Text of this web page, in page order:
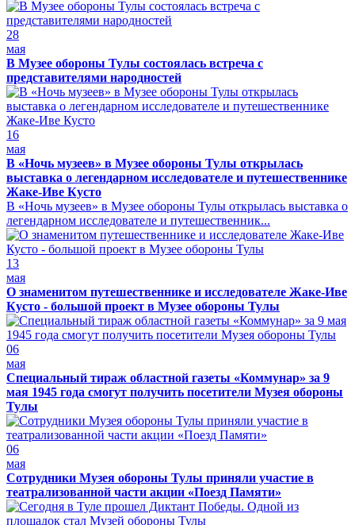
28
мая
В Музее обороны Тулы состоялась встреча с
представителями народностей
16
мая
В «Ночь музеев» в Музее обороны Тулы открылась
выставка о легендарном исследователе и путешественнике
Жаке-Иве Кусто
В «Ночь музеев» в Музее обороны Тулы открылась выставка о
легендарном исследователе и путешественник...
13
мая
О знаменитом путешественнике и исследователе Жаке-Иве
Кусто - большой проект в Музее обороны Тулы
06
мая
Специальный тираж областной газеты «Коммунар» за 9
мая 1945 года смогут получить посетители Музея обороны
Тулы
06
мая
Сотрудники Музея обороны Тулы приняли участие в
театрализованной части акции «Поезд Памяти»